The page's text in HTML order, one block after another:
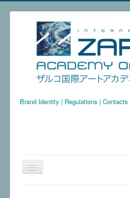
Brand Identity | Regulations | Contacts